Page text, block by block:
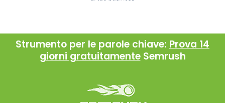
Strumento per le parole chiave: Prova 14
giorni gratuitamente Semrush